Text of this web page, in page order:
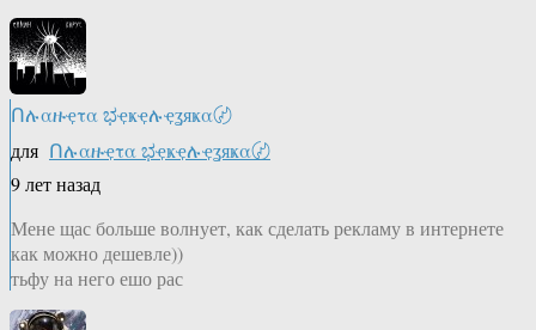
Ոሉαዙҿτα ಭҿҝҿሉҿʓяҝα〄
для Ոሉαዙҿτα ಭҿҝҿሉҿʓяҝα〄
9 лет назад
Мене щас больше волнует, как сделать рекламу в интернете
как можно дешевле))
тьфу на него ешо рас